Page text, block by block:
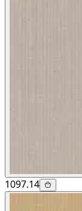
1097.14